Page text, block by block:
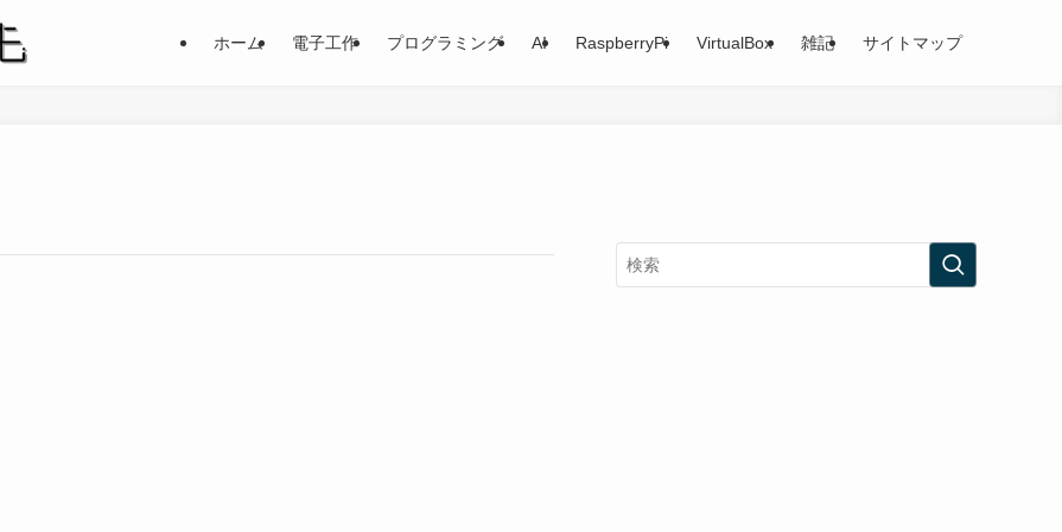
ホーム 電子工作 プログラミング AI RaspberryPi VirtualBox 雑記 サイトマップ